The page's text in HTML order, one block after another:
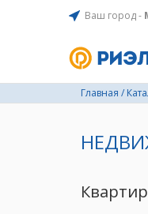
Ваш город -
Главная /